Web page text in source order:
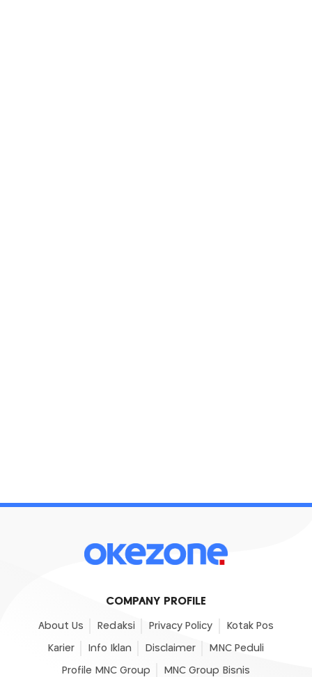
COMPANY PROFILE
About Us Redaksi Privacy Policy Kotak Pos
Karier Info Iklan Disclaimer MNC Peduli
Profile MNC Group MNC Group Bisnis